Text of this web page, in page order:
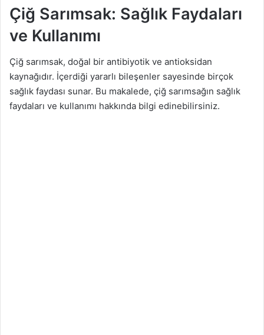
Çiğ Sarımsak: Sağlık Faydaları
ve Kullanımı
Çiğ sarımsak, doğal bir antibiyotik ve antioksidan
kaynağıdır. İçerdiği yararlı bileşenler sayesinde birçok
sağlık faydası sunar. Bu makalede, çiğ sarımsağın sağlık
faydaları ve kullanımı hakkında bilgi edinebilirsiniz.